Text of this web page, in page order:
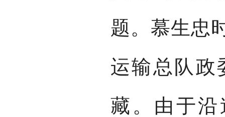
题。慕生忠
运输总队政
藏。由于